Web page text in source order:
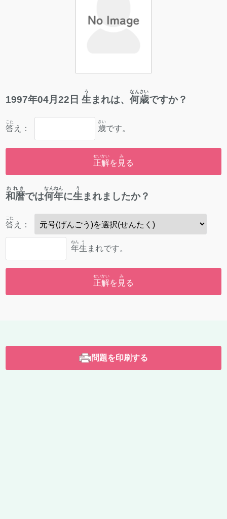
1997年04月22 日 生
う
まれは、何歳
なんさい
ですか？
答
こた
え： 歳
さい
です。
正解
せいかい
を 見
み
る
和暦
われき
では何年
なんねん
に生
う
まれましたか？
答
こた
え：
年
ねん
生
う
まれです。
正解
せいかい
を 見
み
る
問題を印刷する